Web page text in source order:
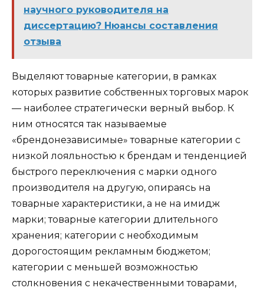
научного руководителя на
диссертацию? Нюансы составления
отзыва
Выделяют товарные категории, в рамках
которых развитие собственных торговых марок
— наиболее стратегически верный выбор. К
ним относятся так называемые
«брендонезависимые» товарные категории с
низкой лояльностью к брендам и тенденцией
быстрого переключения с марки одного
производителя на другую, опираясь на
товарные характеристики, а не на имидж
марки; товарные категории длительного
хранения; категории с необходимым
дорогостоящим рекламным бюджетом;
категории с меньшей возможностью
столкновения с некачественными товарами,